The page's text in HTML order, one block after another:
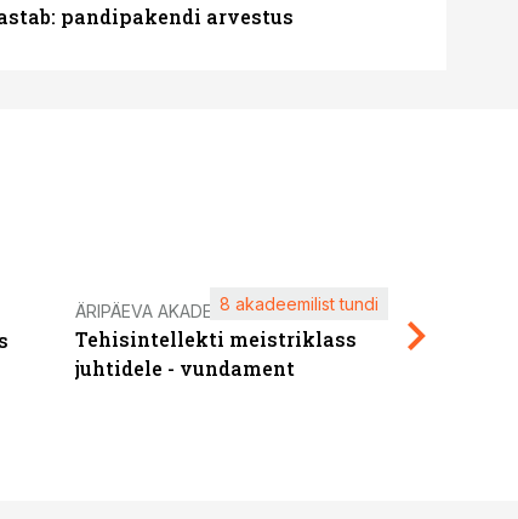
pandipakendi arvestus
ÄRIPÄEVA AKADEEMIA
Tehisintellekti meistriklass
juhtidele - vundament
8 akadeemilist tundi